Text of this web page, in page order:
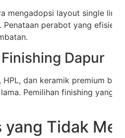
mengadopsi layout single line
Penataan perabot yang efisien
Dapur
dan keramik premium
Pemilihan finishing yang
yang Tidak